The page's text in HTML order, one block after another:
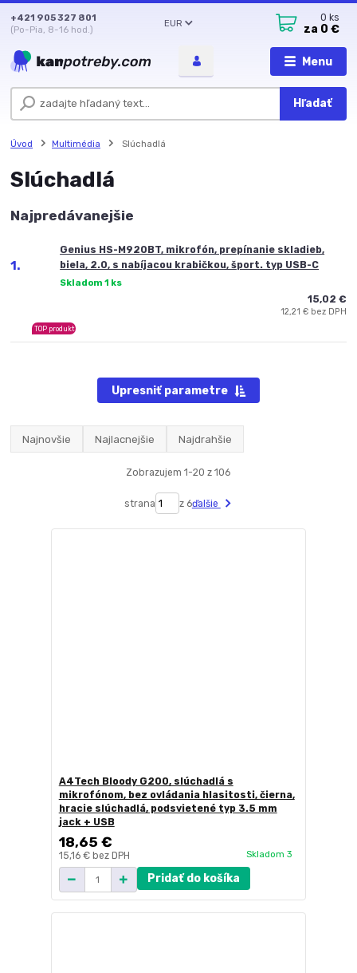
Menu
EUR
Hľadať
+421 905 327 801
(Po-Pia, 8-16 hod.)
0 ks
za 0 €
Úvod Multimédia Slúchadlá
Slúchadlá
Najpredávanejšie
1.
Genius HS-M920BT, mikrofón, prepínanie skladieb,
biela, 2.0, s nabíjacou krabičkou, šport. typ USB-C
Skladom 1 ks
TOP produkt
15,02 €
12,21 € bez DPH
Upresniť parametre
Najnovšie Najlacnejšie Najdrahšie
Zobrazujem 1-20 z 106
strana z 6ďalšie
A4Tech Bloody G200, slúchadlá s
mikrofónom, bez ovládania hlasitosti, čierna,
hracie slúchadlá, podsvietené typ 3.5 mm
jack + USB
18,65 €
15,16 € bez DPH Skladom 3
Pridať do košíka